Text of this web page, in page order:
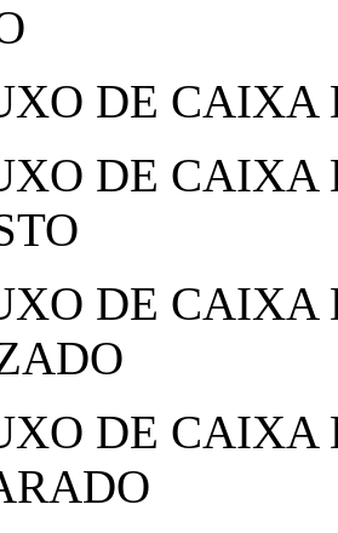
DE CAIXA
DE CAIXA
DE CAIXA
DE CAIXA